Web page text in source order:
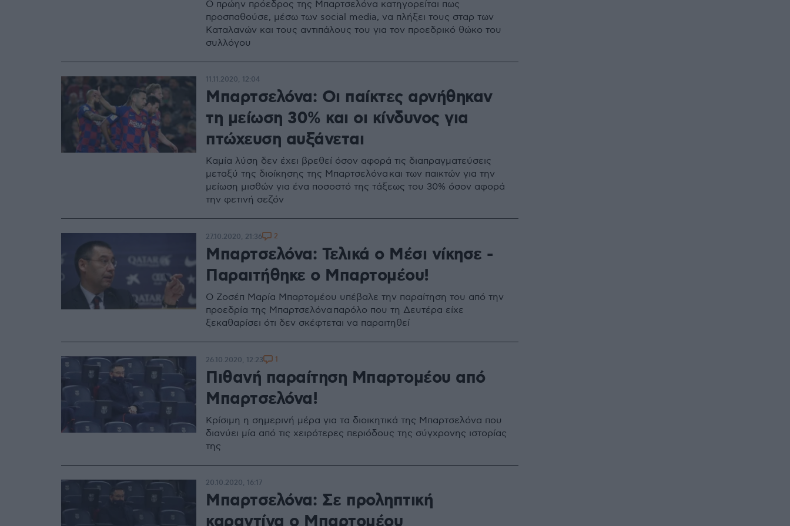
Ο πρώην πρόεδρος της Μπαρτσελόνα κατηγορείται πως
προσπαθούσε, μέσω των social media, να πλήξει τους σταρ των
Καταλανών και τους αντιπάλους του για τον προεδρικό θώκο του
συλλόγου
Μπαρτσελόνα: Οι παίκτες αρνήθηκαν
τη μείωση 30% και οι κίνδυνος για
πτώχευση αυξάνεται
Καμία λύση δεν έχει βρεθεί όσον αφορά τις διαπραγματεύσεις
μεταξύ της διοίκησης της Μπαρτσελόνα και των παικτών για την
μείωση μισθών για ένα ποσοστό της τάξεως του 30% όσον αφορά
την φετινή σεζόν
11.11.2020, 12:04
Μπαρτσελόνα: Τελικά ο Μέσι νίκησε -
Παραιτήθηκε ο Μπαρτομέου!
Ο Ζοσέπ Μαρία Μπαρτομέου υπέβαλε την παραίτηση του από την
προεδρία της Μπαρτσελόνα παρόλο που τη Δευτέρα είχε
ξεκαθαρίσει ότι δεν σκέφτεται να παραιτηθεί
27.10.2020, 21:36 2
Πιθανή παραίτηση Μπαρτομέου από
Μπαρτσελόνα!
Κρίσιμη η σημερινή μέρα για τα διοικητικά της Μπαρτσελόνα που
διανύει μία από τις χειρότερες περιόδους της σύγχρονης ιστορίας
της
26.10.2020, 12:23 1
Μπαρτσελόνα: Σε προληπτική
20.10.2020, 16:17